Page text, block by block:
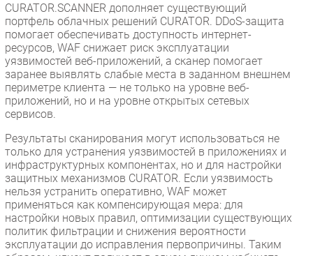
CURATOR.SCANNER дополняет существующий
портфель облачных решений CURATOR. DDoS-защита
помогает обеспечивать доступность интернет-
ресурсов, WAF снижает риск эксплуатации
уязвимостей веб-приложений, а сканер помогает
заранее выявлять слабые места в заданном внешнем
периметре клиента — не только на уровне веб-
приложений, но и на уровне открытых сетевых
сервисов.
Результаты сканирования могут использоваться не
только для устранения уязвимостей в приложениях и
инфраструктурных компонентах, но и для настройки
защитных механизмов CURATOR. Если уязвимость
нельзя устранить оперативно, WAF может
применяться как компенсирующая мера: для
настройки новых правил, оптимизации существующих
политик фильтрации и снижения вероятности
эксплуатации до исправления первопричины. Таким